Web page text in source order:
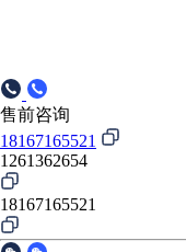
售前咨询
18167165521
1261362654
18167165521